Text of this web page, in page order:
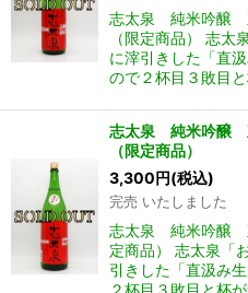
志太泉 純米吟醸
（限定商品） 志太
に滓引きした「直
ので２杯目３敗目
志太泉 純米吟
（限定商品）
3,300円(税込)
完売 いたしました
志太泉 純米吟醸
定商品） 志太泉「
引きした「直汲み